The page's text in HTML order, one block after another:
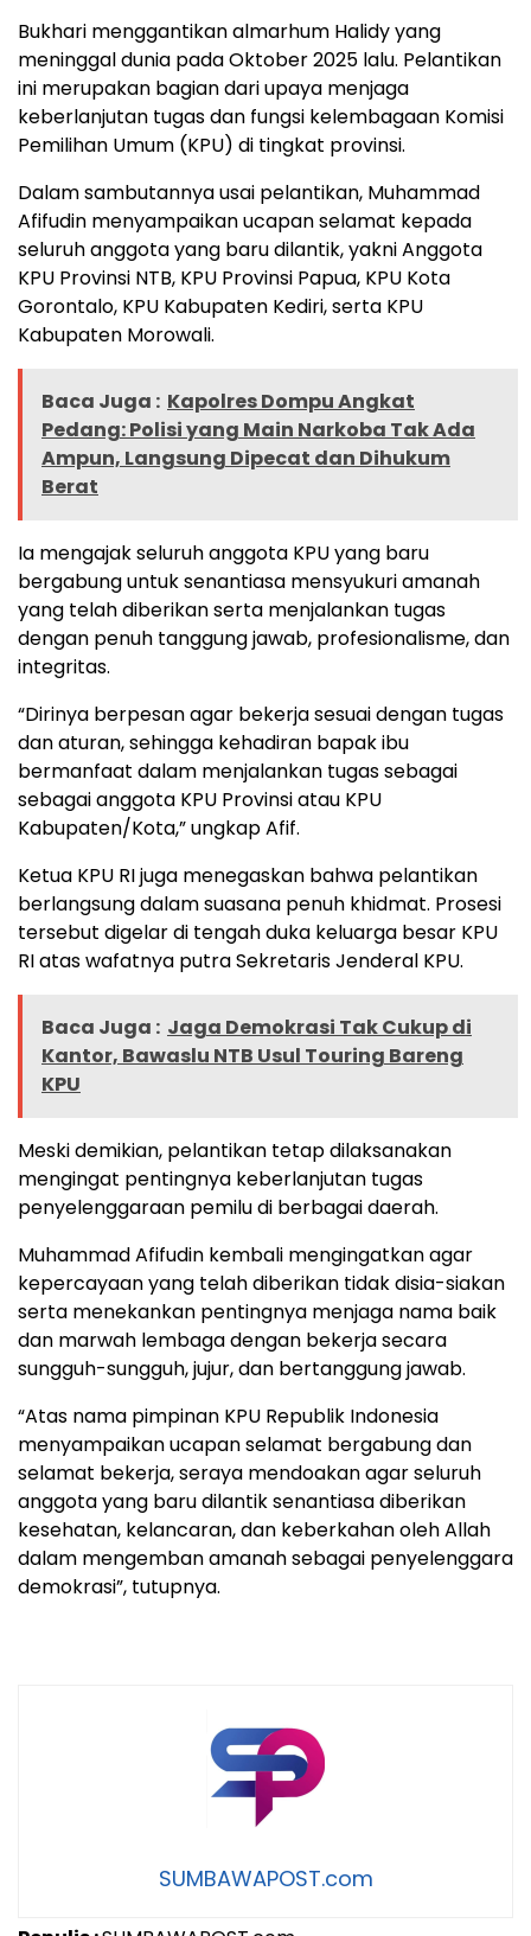
Bukhari menggantikan almarhum Halidy yang
meninggal dunia pada Oktober 2025 lalu. Pelantikan
ini merupakan bagian dari upaya menjaga
keberlanjutan tugas dan fungsi kelembagaan Komisi
Pemilihan Umum (KPU) di tingkat provinsi.
Dalam sambutannya usai pelantikan, Muhammad
Afifudin menyampaikan ucapan selamat kepada
seluruh anggota yang baru dilantik, yakni Anggota
KPU Provinsi NTB, KPU Provinsi Papua, KPU Kota
Gorontalo, KPU Kabupaten Kediri, serta KPU
Kabupaten Morowali.
Baca Juga : Kapolres Dompu Angkat
Pedang: Polisi yang Main Narkoba Tak Ada
Ampun, Langsung Dipecat dan Dihukum
Berat
Ia mengajak seluruh anggota KPU yang baru
bergabung untuk senantiasa mensyukuri amanah
yang telah diberikan serta menjalankan tugas
dengan penuh tanggung jawab, profesionalisme, dan
integritas.
“Dirinya berpesan agar bekerja sesuai dengan tugas
dan aturan, sehingga kehadiran bapak ibu
bermanfaat dalam menjalankan tugas sebagai
sebagai anggota KPU Provinsi atau KPU
Kabupaten/Kota,” ungkap Afif.
Ketua KPU RI juga menegaskan bahwa pelantikan
berlangsung dalam suasana penuh khidmat. Prosesi
tersebut digelar di tengah duka keluarga besar KPU
RI atas wafatnya putra Sekretaris Jenderal KPU.
Baca Juga : Jaga Demokrasi Tak Cukup di
Kantor, Bawaslu NTB Usul Touring Bareng
KPU
Meski demikian, pelantikan tetap dilaksanakan
mengingat pentingnya keberlanjutan tugas
penyelenggaraan pemilu di berbagai daerah.
Muhammad Afifudin kembali mengingatkan agar
kepercayaan yang telah diberikan tidak disia-siakan
serta menekankan pentingnya menjaga nama baik
dan marwah lembaga dengan bekerja secara
sungguh-sungguh, jujur, dan bertanggung jawab.
“Atas nama pimpinan KPU Republik Indonesia
menyampaikan ucapan selamat bergabung dan
selamat bekerja, seraya mendoakan agar seluruh
anggota yang baru dilantik senantiasa diberikan
kesehatan, kelancaran, dan keberkahan oleh Allah
dalam mengemban amanah sebagai penyelenggara
demokrasi”, tutupnya.
SUMBAWAPOST.com